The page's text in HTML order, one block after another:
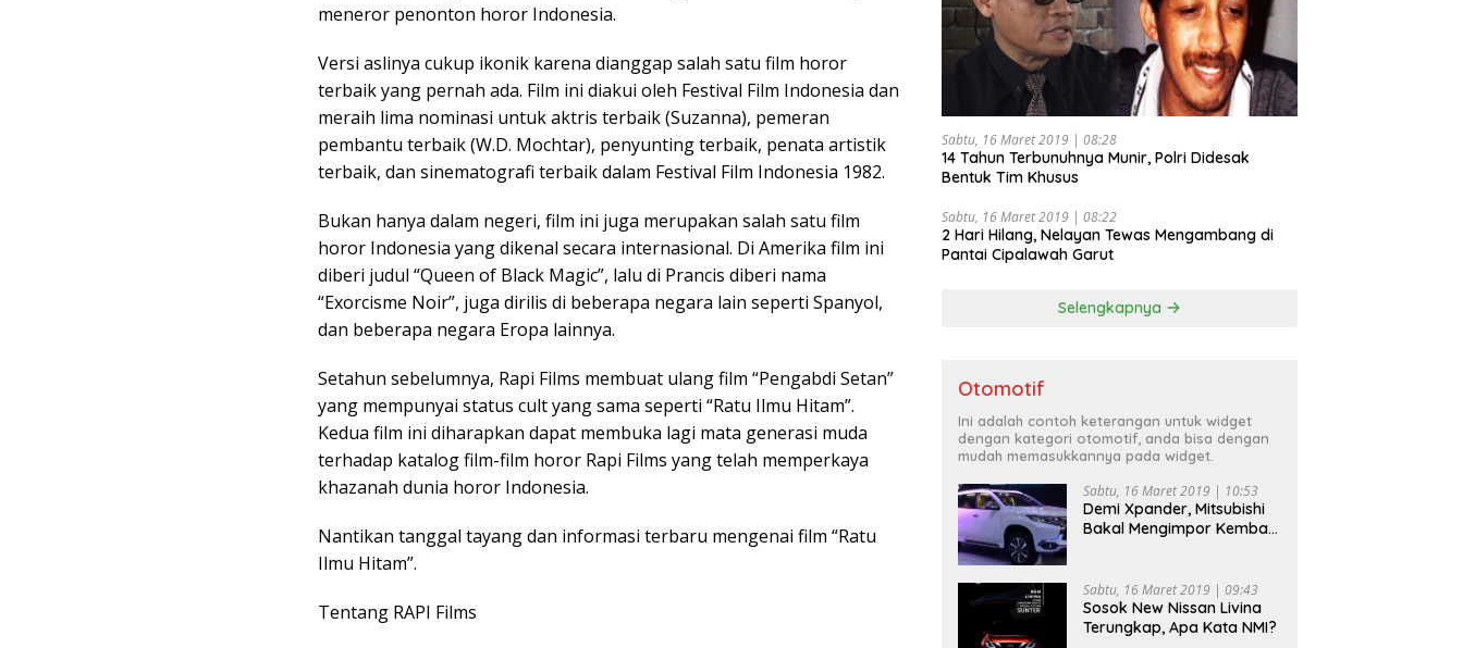
meneror penonton horor Indonesia.
Versi aslinya cukup ikonik karena dianggap salah satu film horor
terbaik yang pernah ada. Film ini diakui oleh Festival Film Indonesia dan
meraih lima nominasi untuk aktris terbaik (Suzanna), pemeran
pembantu terbaik (W.D. Mochtar), penyunting terbaik, penata artistik
terbaik, dan sinematografi terbaik dalam Festival Film Indonesia 1982.
Bukan hanya dalam negeri, film ini juga merupakan salah satu film
horor Indonesia yang dikenal secara internasional. Di Amerika film ini
diberi judul “Queen of Black Magic”, lalu di Prancis diberi nama
“Exorcisme Noir”, juga dirilis di beberapa negara lain seperti Spanyol,
dan beberapa negara Eropa lainnya.
Setahun sebelumnya, Rapi Films membuat ulang film “Pengabdi Setan”
yang mempunyai status cult yang sama seperti “Ratu Ilmu Hitam”.
Kedua film ini diharapkan dapat membuka lagi mata generasi muda
terhadap katalog film-film horor Rapi Films yang telah memperkaya
khazanah dunia horor Indonesia.
Nantikan tanggal tayang dan informasi terbaru mengenai film “Ratu
Ilmu Hitam”.
Tentang RAPI Films
Sabtu, 16 Maret 2019 | 08:28
14 Tahun Terbunuhnya Munir, Polri Didesak
Bentuk Tim Khusus
Sabtu, 16 Maret 2019 | 08:22
2 Hari Hilang, Nelayan Tewas Mengambang di
Pantai Cipalawah Garut
Selengkapnya
Otomotif
Ini adalah contoh keterangan untuk widget
dengan kategori otomotif, anda bisa dengan
mudah memasukkannya pada widget.
Sabtu, 16 Maret 2019 | 10:53
Demi Xpander, Mitsubishi
Bakal Mengimpor Kembali
Sabtu, 16 Maret 2019 | 09:43
Sosok New Nissan Livina
Terungkap, Apa Kata NMI?